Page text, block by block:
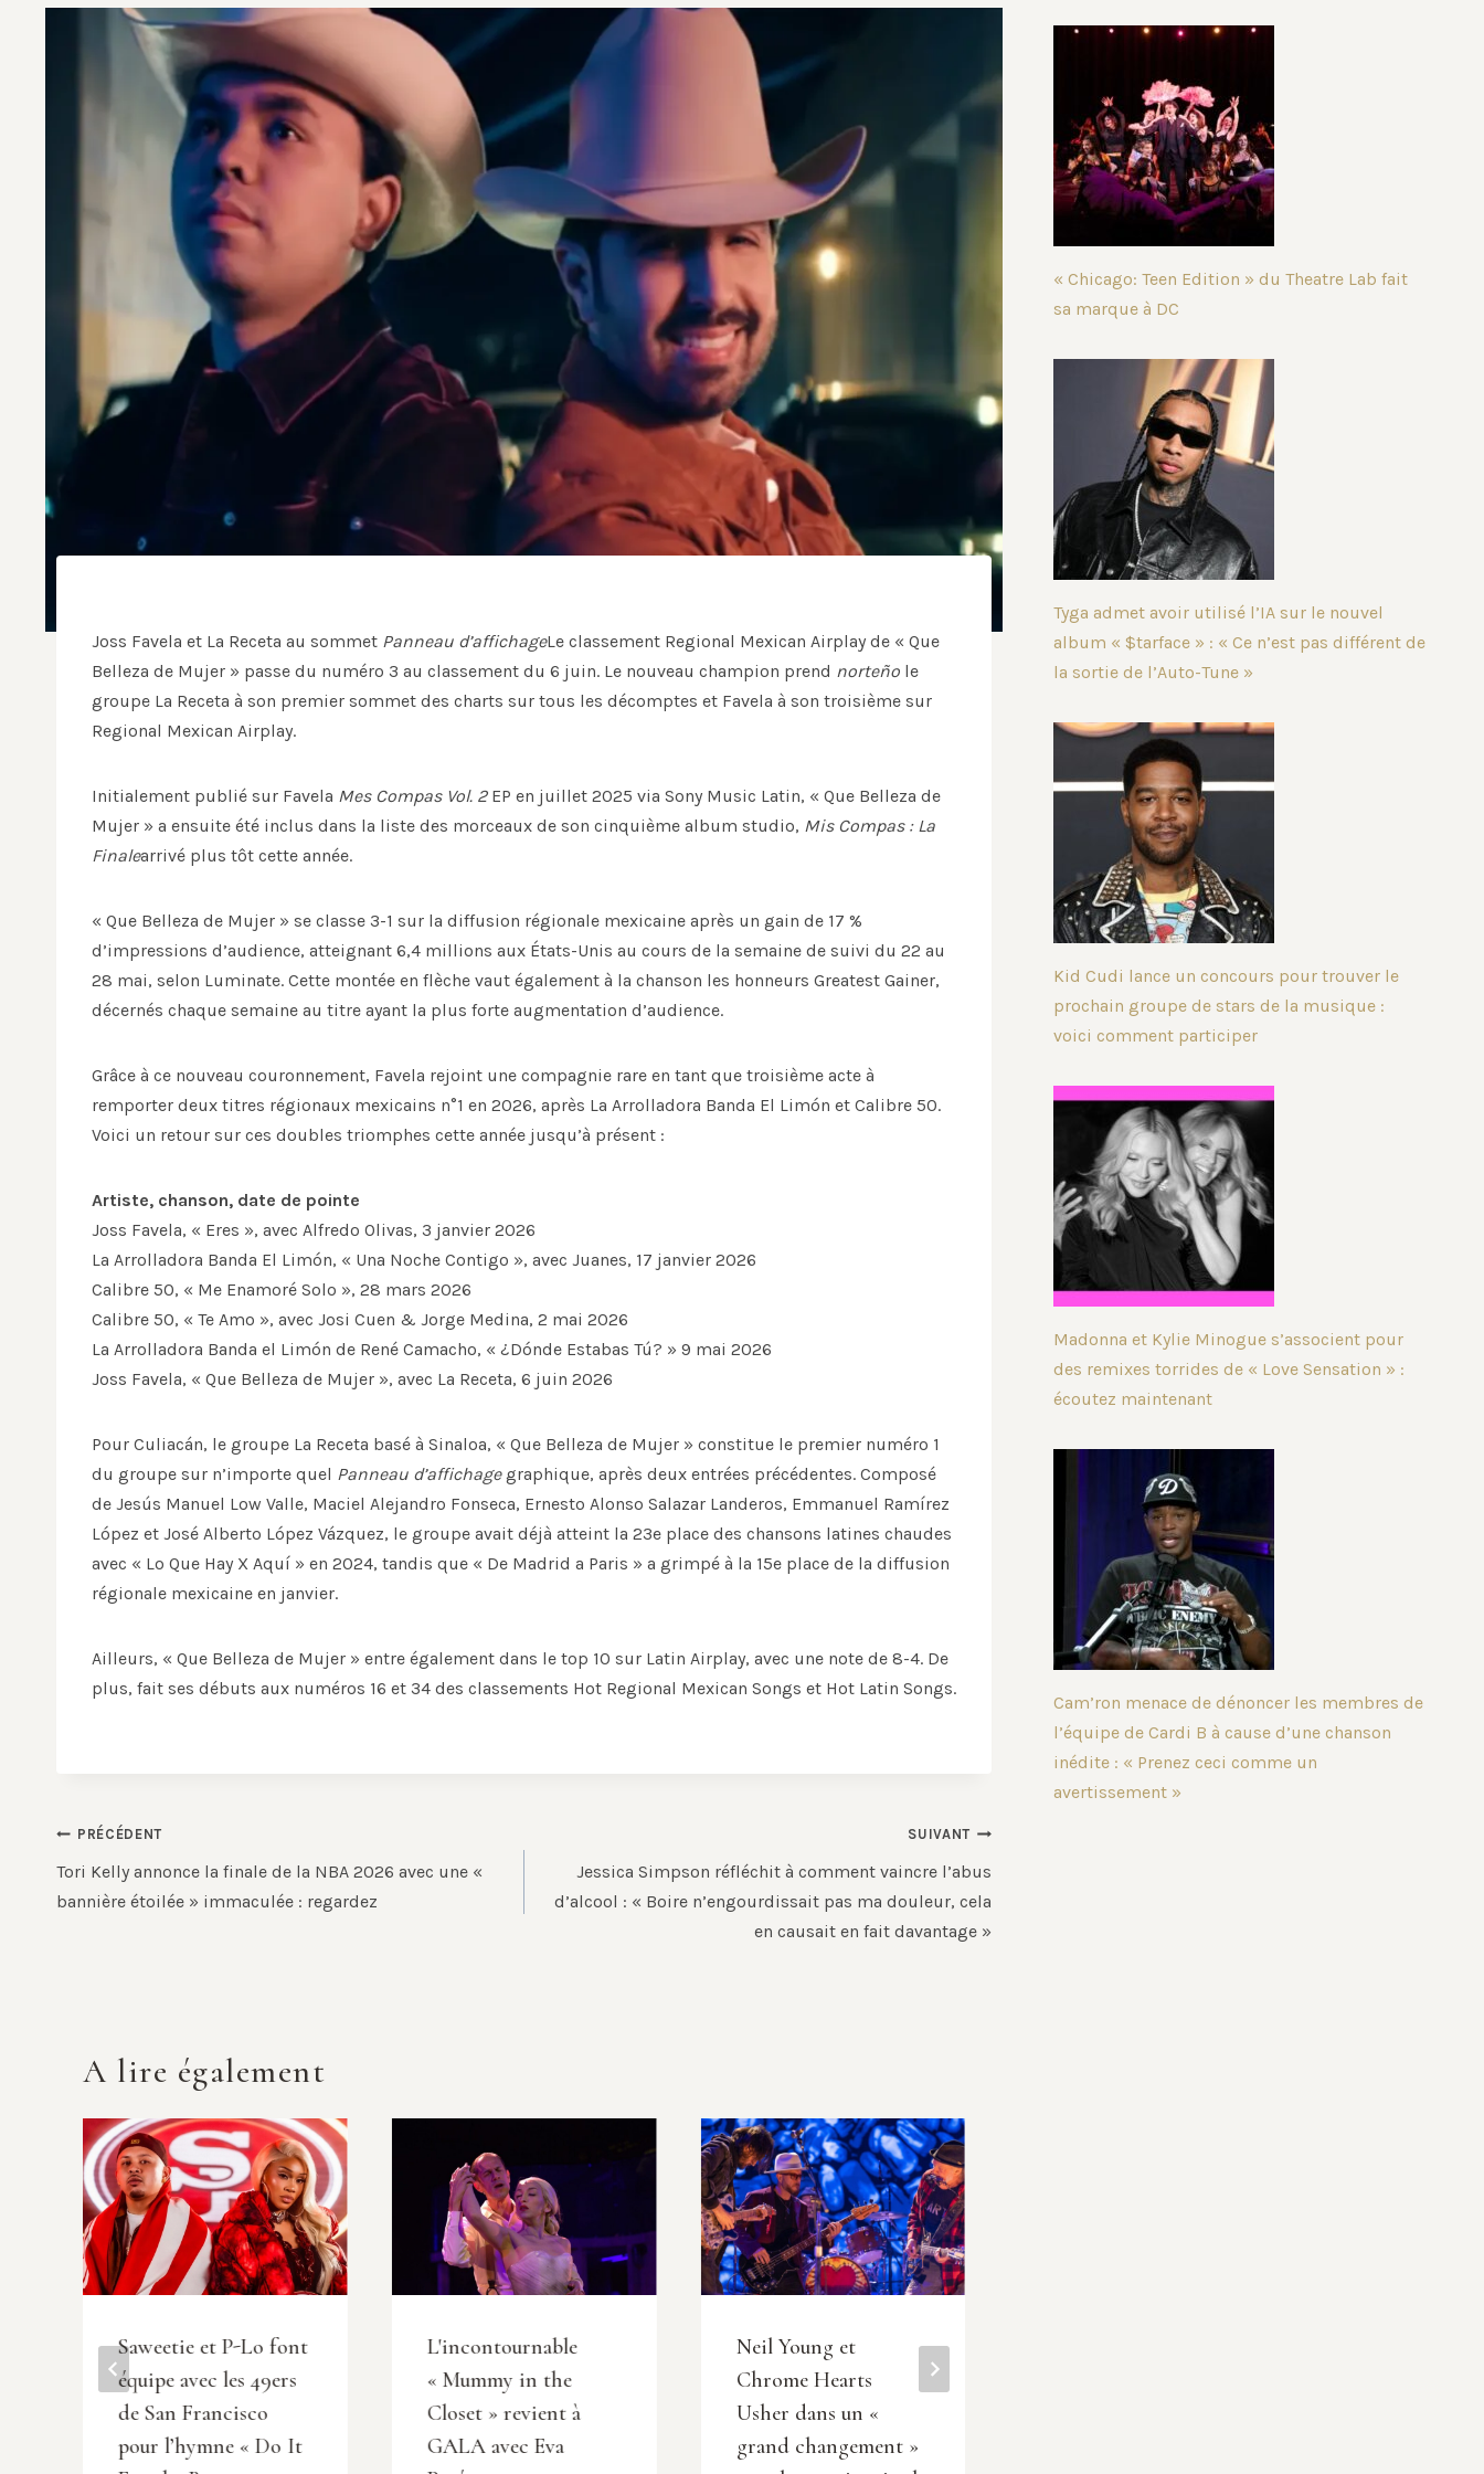
Joss Favela et La Receta au sommet Panneau d’affichageLe classement Regional Mexican Airplay de « Que
Belleza de Mujer » passe du numéro 3 au classement du 6 juin. Le nouveau champion prend norteño le
groupe La Receta à son premier sommet des charts sur tous les décomptes et Favela à son troisième sur
Regional Mexican Airplay.
Initialement publié sur Favela Mes Compas Vol. 2EP en juillet 2025 via Sony Music Latin, « Que Belleza de
Mujer » a ensuite été inclus dans la liste des morceaux de son cinquième album studio, Mis Compas : La
Finalearrivé plus tôt cette année.
« Que Belleza de Mujer » se classe 3-1 sur la diffusion régionale mexicaine après un gain de 17 %
d’impressions d’audience, atteignant 6,4 millions aux États-Unis au cours de la semaine de suivi du 22 au
28 mai, selon Luminate. Cette montée en flèche vaut également à la chanson les honneurs Greatest Gainer,
décernés chaque semaine au titre ayant la plus forte augmentation d’audience.
Grâce à ce nouveau couronnement, Favela rejoint une compagnie rare en tant que troisième acte à
remporter deux titres régionaux mexicains n°1 en 2026, après La Arrolladora Banda El Limón et Calibre 50.
Voici un retour sur ces doubles triomphes cette année jusqu’à présent :
Artiste, chanson, date de pointe
Joss Favela, « Eres », avec Alfredo Olivas, 3 janvier 2026
La Arrolladora Banda El Limón, « Una Noche Contigo », avec Juanes, 17 janvier 2026
Calibre 50, « Me Enamoré Solo », 28 mars 2026
Calibre 50, « Te Amo », avec Josi Cuen & Jorge Medina, 2 mai 2026
La Arrolladora Banda el Limón de René Camacho, « ¿Dónde Estabas Tú? » 9 mai 2026
Joss Favela, « Que Belleza de Mujer », avec La Receta, 6 juin 2026
Pour Culiacán, le groupe La Receta basé à Sinaloa, « Que Belleza de Mujer » constitue le premier numéro 1
du groupe sur n’importe quel Panneau d’affichagegraphique, après deux entrées précédentes. Composé
de Jesús Manuel Low Valle, Maciel Alejandro Fonseca, Ernesto Alonso Salazar Landeros, Emmanuel Ramírez
López et José Alberto López Vázquez, le groupe avait déjà atteint la 23e place des chansons latines chaudes
avec « Lo Que Hay X Aquí » en 2024, tandis que « De Madrid a Paris » a grimpé à la 15e place de la diffusion
régionale mexicaine en janvier.
Ailleurs, « Que Belleza de Mujer » entre également dans le top 10 sur Latin Airplay, avec une note de 8-4. De
plus, fait ses débuts aux numéros 16 et 34 des classements Hot Regional Mexican Songs et Hot Latin Songs.
Navigation
de
l’article
PRÉCÉDENT
Tori Kelly annonce la finale de la NBA 2026 avec une «
bannière étoilée » immaculée : regardez
SUIVANT
Jessica Simpson réfléchit à comment vaincre l’abus
d’alcool : « Boire n’engourdissait pas ma douleur, cela
en causait en fait davantage »
A lire également
Saweetie et P-Lo font
équipe avec les 49ers
de San Francisco
pour l’hymne « Do It
L'incontournable
« Mummy in the
Closet » revient à
GALA avec Eva
Neil Young et
Chrome Hearts
Usher dans un «
grand changement »
« Chicago: Teen Edition » du Theatre Lab fait
sa marque à DC
Tyga admet avoir utilisé l’IA sur le nouvel
album « $tarface » : « Ce n’est pas différent de
la sortie de l’Auto-Tune »
Kid Cudi lance un concours pour trouver le
prochain groupe de stars de la musique :
voici comment participer
Madonna et Kylie Minogue s’associent pour
des remixes torrides de « Love Sensation » :
écoutez maintenant
Cam’ron menace de dénoncer les membres de
l’équipe de Cardi B à cause d’une chanson
inédite : « Prenez ceci comme un
avertissement »